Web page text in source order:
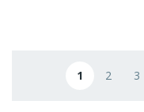
Page courante
1 Page
2 Page
3